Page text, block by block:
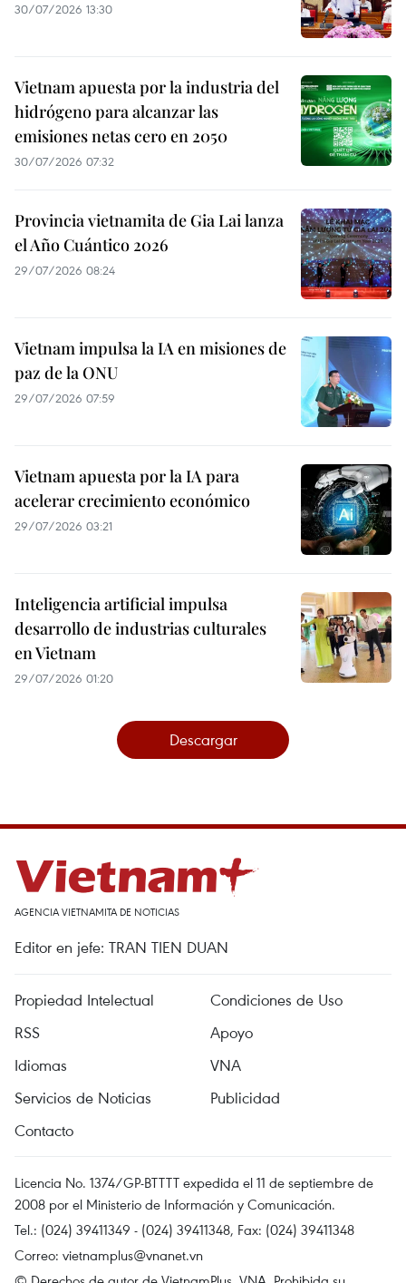
30/07/2026 13:30
Vietnam apuesta por la industria del
hidrógeno para alcanzar las
emisiones netas cero en 2050
30/07/2026 07:32
Provincia vietnamita de Gia Lai lanza
el Año Cuántico 2026
29/07/2026 08:24
Vietnam impulsa la IA en misiones de
paz de la ONU
29/07/2026 07:59
Vietnam apuesta por la IA para
acelerar crecimiento económico
29/07/2026 03:21
Inteligencia artificial impulsa
desarrollo de industrias culturales
en Vietnam
29/07/2026 01:20
Descargar
AGENCIA VIETNAMITA DE NOTICIAS
Editor en jefe: TRAN TIEN DUAN
Propiedad Intelectual
Condiciones de Uso
RSS
Apoyo
Idiomas
VNA
Servicios de Noticias
Publicidad
Contacto
Licencia No. 1374/GP-BTTTT expedida el 11 de septiembre de
2008 por el Ministerio de Información y Comunicación.
Tel.: (024) 39411349 - (024) 39411348, Fax: (024) 39411348
Correo: vietnamplus@vnanet.vn